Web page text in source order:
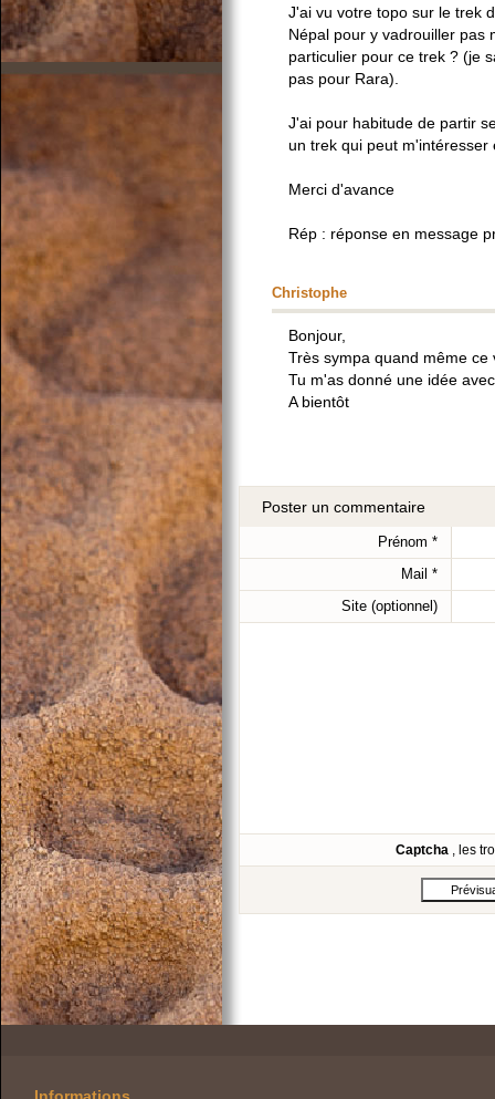
J'ai vu votre topo sur le trek
Népal pour y vadrouiller pas
particulier pour ce trek ? (je
pas pour Rara).
J'ai pour habitude de partir
un trek qui peut m'intéresser
Merci d'avance
Rép : réponse en message
Christophe
Bonjour,
Très sympa quand même ce
Tu m'as donné une idée
A bientôt
Poster un commentaire
Prénom *
Mail *
Site (optionnel)
Captcha , les